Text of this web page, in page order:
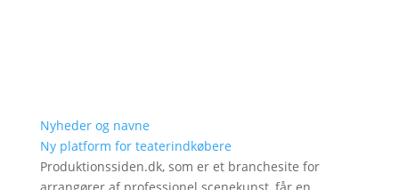
Nyheder og navne
Ny platform for teaterindkøbere
Produktionssiden.dk, som er et branchesite for